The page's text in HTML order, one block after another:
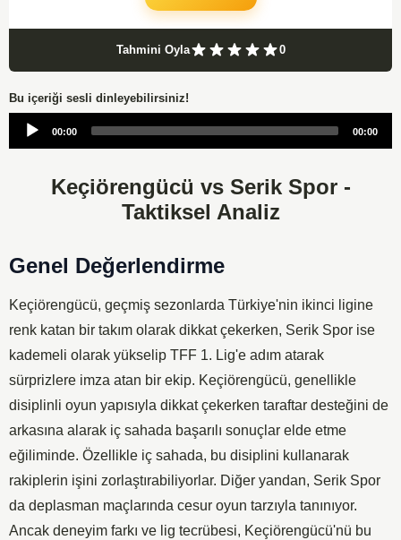
Tahmini Oyla 0
Bu içeriği sesli dinleyebilirsiniz!
Audio
00:00 00:00
Keçiörengücü vs Serik Spor -
Taktiksel Analiz
Genel Değerlendirme
Keçiörengücü, geçmiş sezonlarda Türkiye'nin ikinci ligine
renk katan bir takım olarak dikkat çekerken, Serik Spor ise
kademeli olarak yükselip TFF 1. Lig'e adım atarak
sürprizlere imza atan bir ekip. Keçiörengücü, genellikle
disiplinli oyun yapısıyla dikkat çekerken taraftar desteğini de
arkasına alarak iç sahada başarılı sonuçlar elde etme
eğiliminde. Özellikle iç sahada, bu disiplini kullanarak
rakiplerin işini zorlaştırabiliyorlar. Diğer yandan, Serik Spor
da deplasman maçlarında cesur oyun tarzıyla tanınıyor.
Ancak deneyim farkı ve lig tecrübesi, Keçiörengücü'nü bu